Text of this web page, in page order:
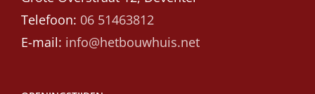
Telefoon: 06 51463812
E-mail: info@hetbouwhuis.net